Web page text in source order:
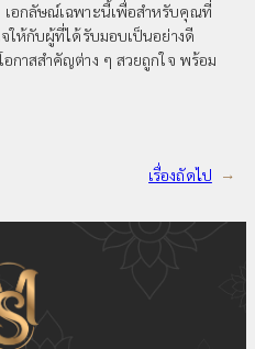
อกลัษณ์เฉพาะนี้เพื่อสำหรับคุณที่
ให้กับผู้ที่ได้รับมอบเป็นอย่างดี
กาสสำคัญต่าง ๆ สวยถูกใจ พร้อม
เรื่องถัดไป →